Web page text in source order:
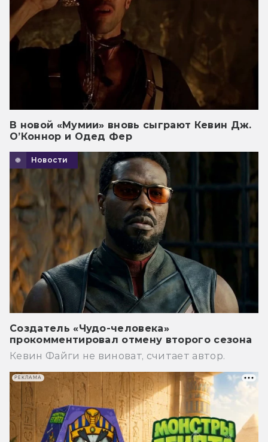
В новой «Мумии» вновь сыграют Кевин Дж.
О’Коннор и Одед Фер
Новости
Создатель «Чудо-человека»
прокомментировал отмену второго сезона
Кевин Файги не виноват, считает автор.
РЕКЛАМА